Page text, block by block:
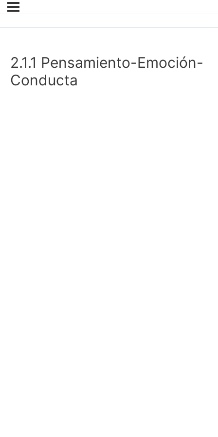
2.1.1 Pensamiento-Emoción-
Conducta